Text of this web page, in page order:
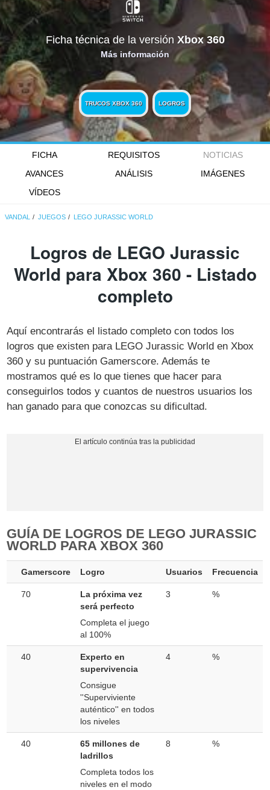
Ficha técnica de la versión Xbox 360
Más información
TRUCOS XBOX 360 LOGROS
FICHA REQUISITOS
NOTICIAS
AVANCES
ANÁLISIS
IMÁGENES
VÍDEOS
VANDAL JUEGOS LEGO JURASSIC WORLD
Logros de LEGO Jurassic
World para Xbox 360 - Listado
completo
Aquí encontrarás el listado completo con todos los
logros que existen para LEGO Jurassic World en Xbox
360 y su puntuación Gamerscore. Además te
mostramos qué es lo que tienes que hacer para
conseguirlos todos y cuantos de nuestros usuarios los
han ganado para que conozcas su dificultad.
GUÍA DE LOGROS DE LEGO JURASSIC
WORLD PARA XBOX 360
Gamerscore Logro Usuarios Frecuencia
70
La próxima vez
será perfecto
Completa el juego
al 100%
3 %
40
Experto en
supervivencia
Consigue
''Superviviente
auténtico'' en todos
los niveles
4 %
40
65 millones de
ladrillos
Completa todos los
niveles en el modo
8 %